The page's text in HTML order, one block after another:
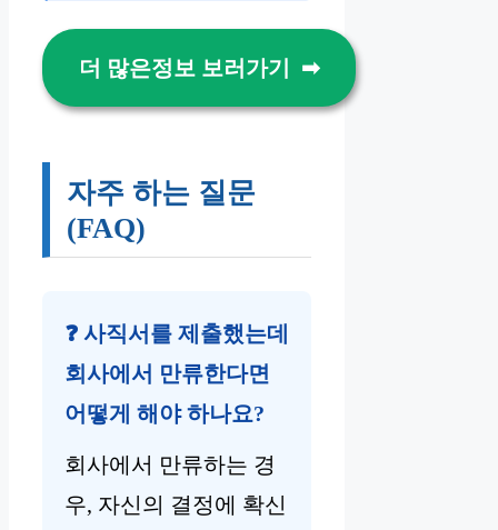
더 많은정보 보러가기
자주 하는 질문
(FAQ)
❓ 사직서를 제출했는데
회사에서 만류한다면
어떻게 해야 하나요?
회사에서 만류하는 경
우, 자신의 결정에 확신